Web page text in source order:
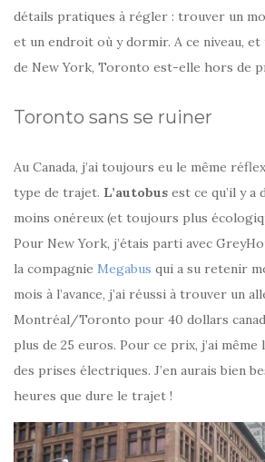
détails pratiques à régler : trouver un
et un endroit où y dormir. A ce niveau, et
de New York, Toronto est-elle hors de
Toronto sans se ruiner
Au Canada, j’ai toujours eu le même
type de trajet. L’autobus est ce qu’il y a
moins onéreux (et toujours plus
Pour New York, j’étais parti avec
la compagnie Megabus qui a su retenir
mois à l’avance, j’ai réussi à trouver un
Montréal/Toronto pour 40 dollars
plus de 25 euros. Pour ce prix, j’ai même
des prises électriques. J’en aurais bien
heures que dure le trajet !